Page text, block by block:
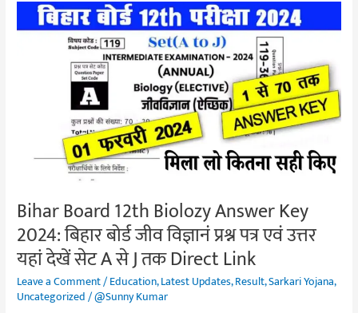
Bihar Board 12th Biolozy Answer Key
2024: बिहार बोर्ड जीव विज्ञानं प्रश्न पत्र एवं उत्तर
यहां देखें सेट A से J तक Direct Link
Leave a Comment/Education,Latest Updates,Result,Sarkari Yojana,
Uncategorized/@Sunny Kumar
Bihar
Board
विज्ञानं
प्रश्न
पत्र
एवं
उत्तर